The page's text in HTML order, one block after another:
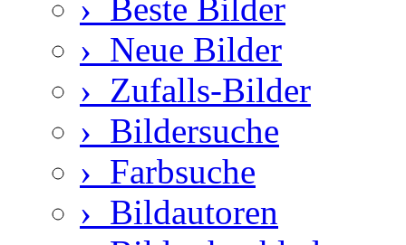
› Beste Bilder
› Neue Bilder
› Zufalls-Bilder
› Bildersuche
› Farbsuche
› Bildautoren